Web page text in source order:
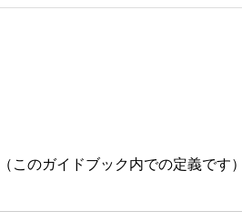
このガイドブック内での定義です）